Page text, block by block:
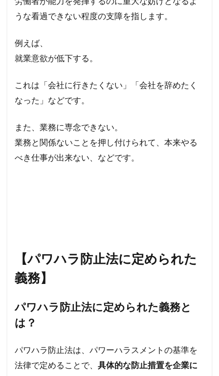
うな看過できない程度の支障を指します。
例えば、
就業意欲が低下する。
これは「会社に行きたくない」「会社を辞めたく
なった」などです。
また、業務に専念できない。
業務と関係ないことを押し付けられて、本来やる
べき仕事が出来ない、などです。
【パワハラ防止法に定められた
義務】
パワハラ防止法に定められた義務と
は？
パワハラ防止法は、パワーハラスメントの基準を
法律で定めることで、 具体的な防止措置を企業に